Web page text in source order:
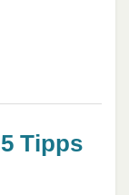
Tipps